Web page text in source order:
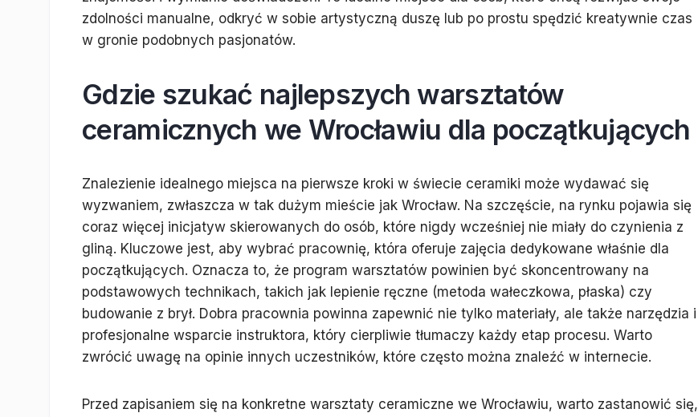
zdolności manualne, odkryć w sobie artystyczną duszę lub po prostu spędzić kreatywnie czas
w gronie podobnych pasjonatów.
Gdzie szukać najlepszych warsztatów
ceramicznych we Wrocławiu dla początkujących
Znalezienie idealnego miejsca na pierwsze kroki w świecie ceramiki może wydawać się
wyzwaniem, zwłaszcza w tak dużym mieście jak Wrocław. Na szczęście, na rynku pojawia się
coraz więcej inicjatyw skierowanych do osób, które nigdy wcześniej nie miały do czynienia z
gliną. Kluczowe jest, aby wybrać pracownię, która oferuje zajęcia dedykowane właśnie dla
początkujących. Oznacza to, że program warsztatów powinien być skoncentrowany na
podstawowych technikach, takich jak lepienie ręczne (metoda wałeczkowa, płaska) czy
budowanie z brył. Dobra pracownia powinna zapewnić nie tylko materiały, ale także narzędzia i
profesjonalne wsparcie instruktora, który cierpliwie tłumaczy każdy etap procesu. Warto
zwrócić uwagę na opinie innych uczestników, które często można znaleźć w internecie.
Przed zapisaniem się na konkretne warsztaty ceramiczne we Wrocławiu, warto zastanowić się,